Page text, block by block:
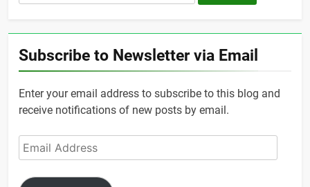
for:
Subscribe to Newsletter via Email
Enter your email address to subscribe to this blog and
receive notifications of new posts by email.
Email
Address